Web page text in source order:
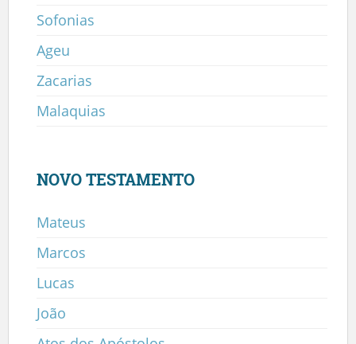
Sofonias
Ageu
Zacarias
Malaquias
NOVO TESTAMENTO
Mateus
Marcos
Lucas
João